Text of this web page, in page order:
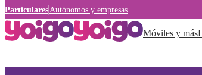
Particulares Autónomos y empresas
Móviles y más